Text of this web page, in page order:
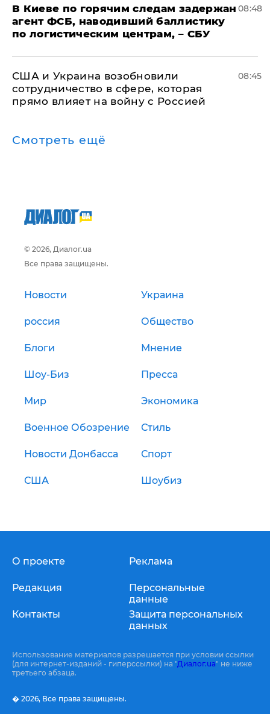
В Киеве по горячим следам задержан
агент ФСБ, наводивший баллистику
по логистическим центрам, – СБУ
08:48
США и Украина возобновили
сотрудничество в сфере, которая
прямо влияет на войну с Россией
08:45
Смотреть ещё
© 2026, Диалог.ua
Все права защищены.
Новости Украина
россия Общество
Блоги Мнение
Шоу-Биз Пресса
Мир Экономика
Военное Обозрение Стиль
Новости Донбасса Спорт
США Шоубиз
О проекте
Редакция
Контакты
Реклама
Персональные
данные
Защита персональных
данных
Использование материалов разрешается при условии ссылки
(для интернет-изданий - гиперссылки) на "Диалог.ua" не ниже
третьего абзаца.
� 2026, Все права защищены.